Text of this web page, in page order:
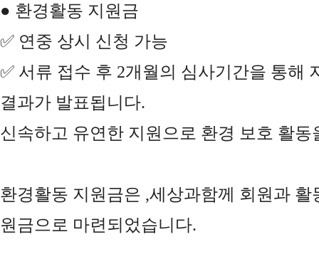
● 환경활동 지원금
✅ 연중 상시 신청 가능
✅ 서류 접수 후 2개월의 심사기간을 통해
결과가 발표됩니다.
신속하고 유연한 지원으로 환경 보호 활동
환경활동 지원금은 ,세상과함께 회원과
원금으로 마련되었습니다.